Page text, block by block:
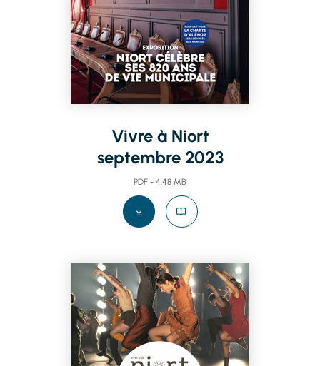
Vivre à Niort
septembre 2023
PDF - 4.48 MB